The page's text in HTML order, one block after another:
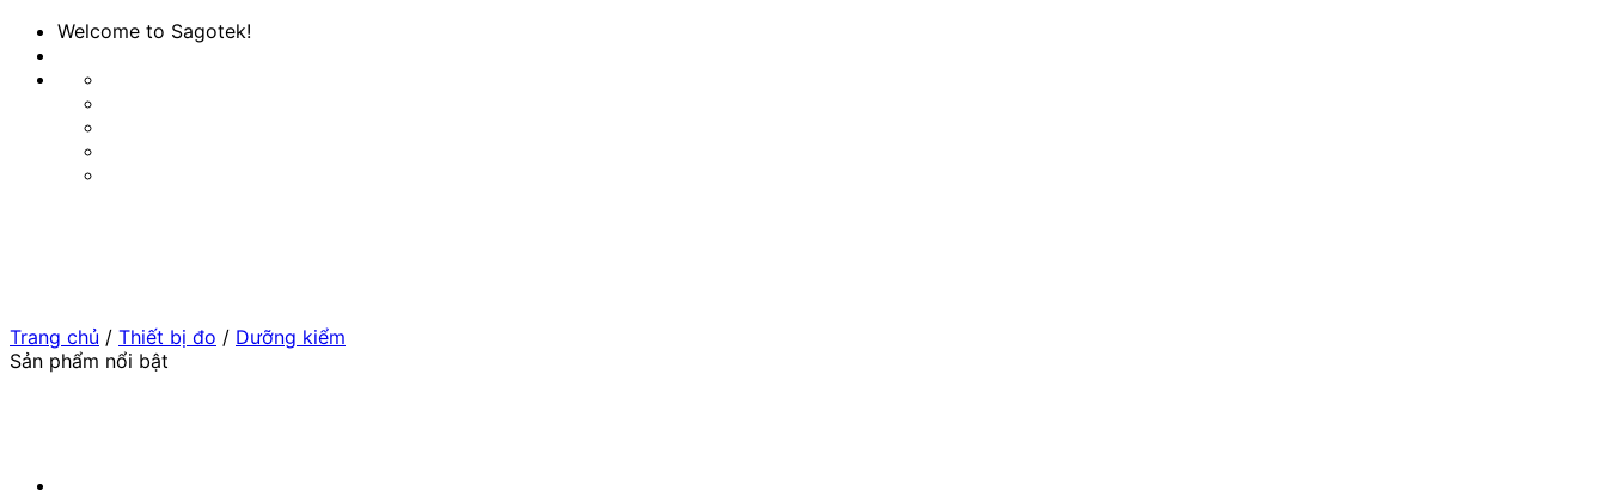
qua
Welcome to Sagotek!
Trang chủ / Thiết bị đo / Dưỡng kiểm
Sản phẩm nổi bật